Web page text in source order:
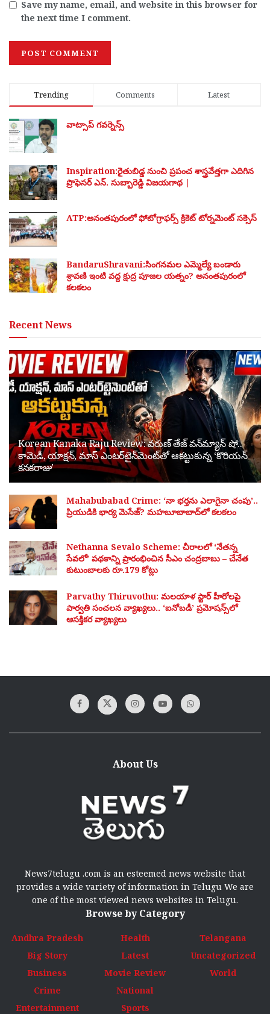
Save my name, email, and website in this browser for
the next time I comment.
Trending Comments Latest
వాట్సాప్ గవర్నెన్స్
Inspiration:రైతుబిడ్డ నుంచి ప్రపంచ శాస్త్రవేత్తగా ఎదిగిన
ప్రొఫెసర్ ఎన్. సుబ్బారెడ్డి విజయగాథ |
ATP:అనంతపురంలో ఫోటోగ్రాఫర్స్ క్రికెట్ టోర్నమెంట్ సక్సెస్
BandaruShravani:సింగనమల ఎమ్మెల్యే బండారు
శ్రావణి ఇంటి వద్ద క్షుద్ర పూజల యత్నం? అనంతపురంలో
కలకలం
Recent News
Korean Kanaka Raju Review: వరుణ్ తేజ్ వన్‌మ్యాన్ షో..
కామెడీ, యాక్షన్, మాస్ ఎంటర్‌టైన్‌మెంట్‌తో ఆకట్టుకున్న ‘కొరియన్
కనకరాజు’
Mahabubabad Crime: ‘నా భర్తను ఎలాగైనా చంపు’..
ప్రియుడికి భార్య మెసేజ్? మహబూబాబాద్‌లో కలకలం
Nethanna Sevalo Scheme: చీరాలలో ‘నేతన్న
సేవలో’ పథకాన్ని ప్రారంభించిన సీఎం చంద్రబాబు – చేనేత
కుటుంబాలకు రూ.179 కోట్లు
Parvathy Thiruvothu: మలయాళ స్టార్ హీరోలపై
పార్వతి సంచలన వ్యాఖ్యలు.. ‘ఐనోబడీ’ ప్రమోషన్స్‌లో
ఆసక్తికర వ్యాఖ్యలు
About Us
News7telugu .com is an esteemed news website that
provides a wide variety of information in Telugu We are
one of the most viewed news websites in Telugu.
Browse by Category
Andhra Pradesh
Big Story
Business
Crime
Entertainment
Health
Latest
Movie Review
National
Sports
Telangana
Uncategorized
World